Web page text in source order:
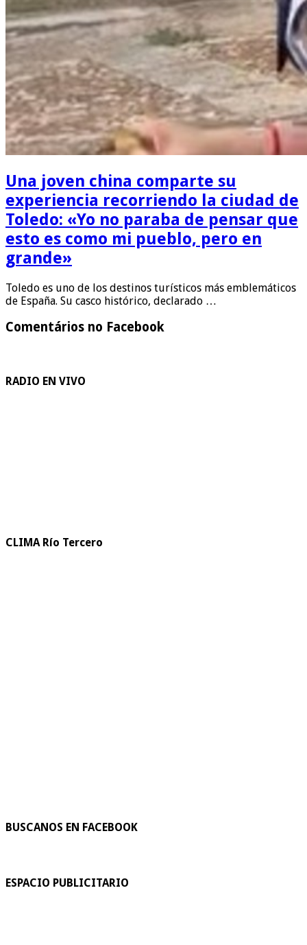
Una joven china comparte su
experiencia recorriendo la ciudad de
Toledo: «Yo no paraba de pensar que
esto es como mi pueblo, pero en
grande»
Toledo es uno de los destinos turísticos más emblemáticos
de España. Su casco histórico, declarado …
Comentários no Facebook
RADIO EN VIVO
CLIMA Río Tercero
BUSCANOS EN FACEBOOK
ESPACIO PUBLICITARIO